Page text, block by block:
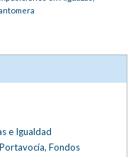
e Igualdad
Fondos